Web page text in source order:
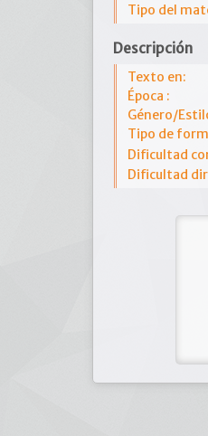
Tipo del
Descripción
Texto en:
Época :
Género/
Tipo de
Dificultad
Dificultad